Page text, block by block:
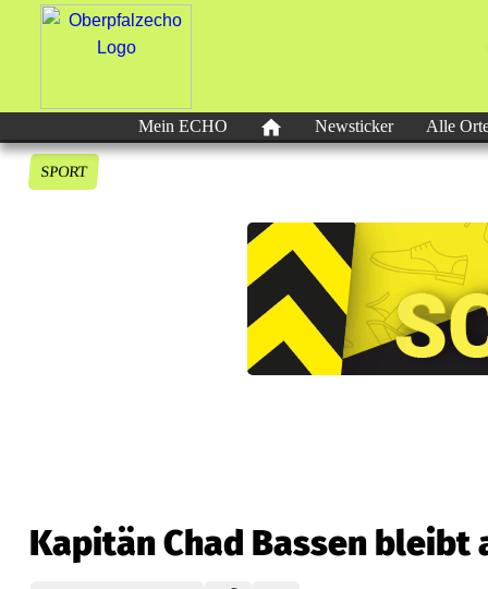
Mein ECHO Newsticker Alle
SPORT
Kapitän Chad Bassen bleibt